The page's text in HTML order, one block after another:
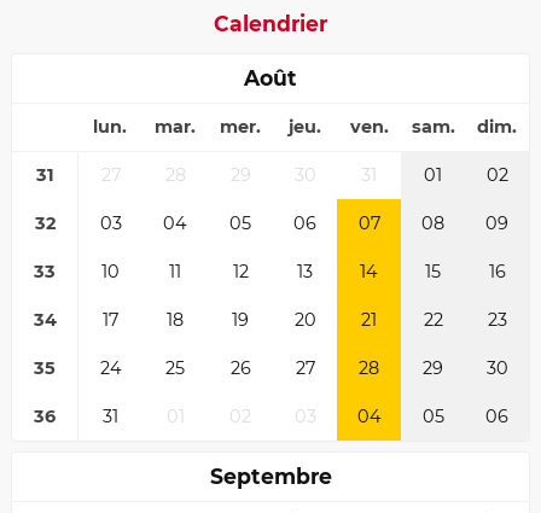
Calendrier
Août
lun. mar. mer. jeu. ven. sam. dim.
31 27 28 29 30 31 01 02
32 03 04 05 06 07 08 09
33 10 11 12 13 14 15 16
34 17 18 19 20 21 22 23
35 24 25 26 27 28 29 30
36 31 01 02 03 04 05 06
Septembre